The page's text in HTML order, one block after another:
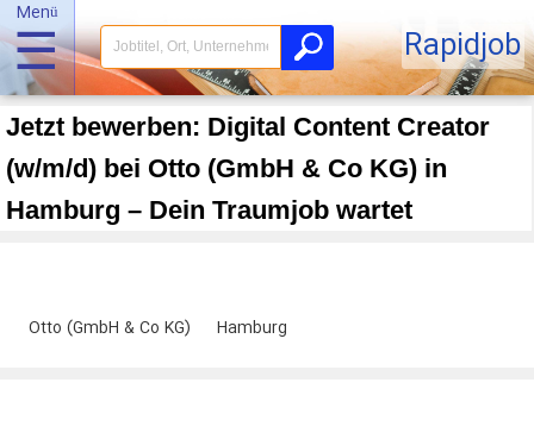
Menü
☰ Rapidjob
Jetzt bewerben: Digital Content Creator
(w/m/d) bei Otto (GmbH & Co KG) in
Hamburg – Dein Traumjob wartet
Otto (GmbH & Co KG) Hamburg